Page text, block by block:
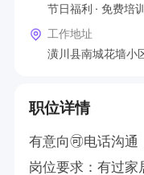
节日福利
免费培
工作地址
潢川县南城花墙小
职位详情
有意向🉑电话沟通
岗位要求：有过家